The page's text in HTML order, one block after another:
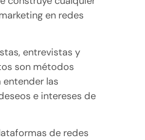
en redes
entrevistas y
son métodos
las
e intereses de
de redes